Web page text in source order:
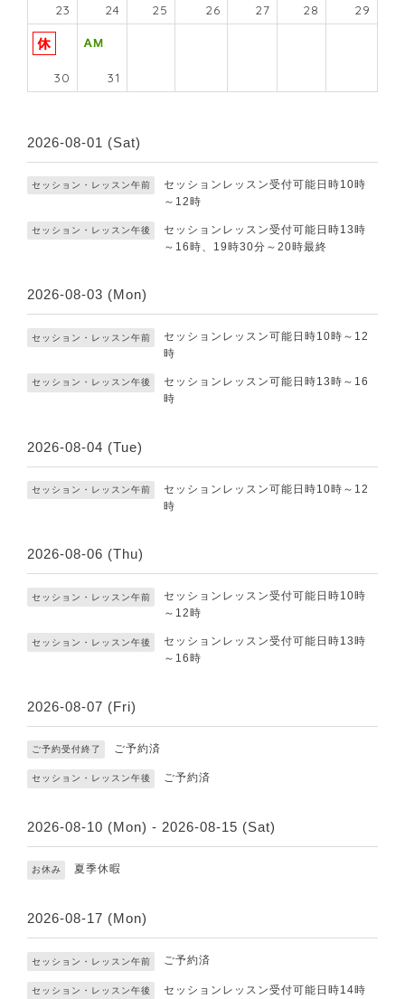
23 24 25 26 27 28 29
30 31
2026-08-01 (Sat)
セッション・レッスン午前
セッションレッスン受付可能日時10時
～12時
セッション・レッスン午後
セッションレッスン受付可能日時13時
～16時、19時30分～20時最終
2026-08-03 (Mon)
セッション・レッスン午前
セッションレッスン可能日時10時～12
時
セッション・レッスン午後
セッションレッスン可能日時13時～16
時
2026-08-04 (Tue)
セッション・レッスン午前
セッションレッスン可能日時10時～12
時
2026-08-06 (Thu)
セッション・レッスン午前
セッションレッスン受付可能日時10時
～12時
セッション・レッスン午後
セッションレッスン受付可能日時13時
～16時
2026-08-07 (Fri)
ご予約受付終了 ご予約済
セッション・レッスン午後 ご予約済
2026-08-10 (Mon) - 2026-08-15 (Sat)
お休み 夏季休暇
2026-08-17 (Mon)
セッション・レッスン午前 ご予約済
セッション・レッスン午後
セッションレッスン受付可能日時14時